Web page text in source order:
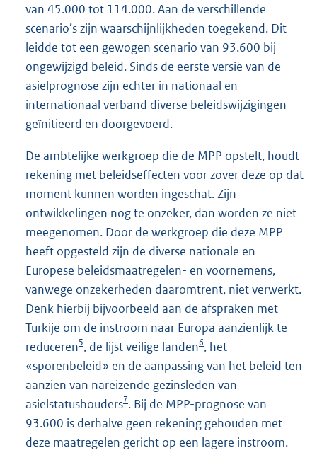
van 45.000 tot 114.000. Aan de verschillende
scenario’s zijn waarschijnlijkheden toegekend. Dit
leidde tot een gewogen scenario van 93.600 bij
ongewijzigd beleid. Sinds de eerste versie van de
asielprognose zijn echter in nationaal en
internationaal verband diverse beleidswijzigingen
geïnitieerd en doorgevoerd.
De ambtelijke werkgroep die de MPP opstelt, houdt
rekening met beleidseffecten voor zover deze op dat
moment kunnen worden ingeschat. Zijn
ontwikkelingen nog te onzeker, dan worden ze niet
meegenomen. Door de werkgroep die deze MPP
heeft opgesteld zijn de diverse nationale en
Europese beleidsmaatregelen- en voornemens,
vanwege onzekerheden daaromtrent, niet verwerkt.
Denk hierbij bijvoorbeeld aan de afspraken met
Turkije om de instroom naar Europa aanzienlijk te
reduceren5, de lijst veilige landen6, het
«sporenbeleid» en de aanpassing van het beleid ten
aanzien van nareizende gezinsleden van
asielstatushouders7. Bij de MPP-prognose van
93.600 is derhalve geen rekening gehouden met
deze maatregelen gericht op een lagere instroom.